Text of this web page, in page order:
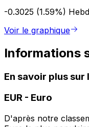
-0.3025 (1.59%)
Voir le graphique
Informations
En savoir plus sur
EUR - Euro
D'après notre